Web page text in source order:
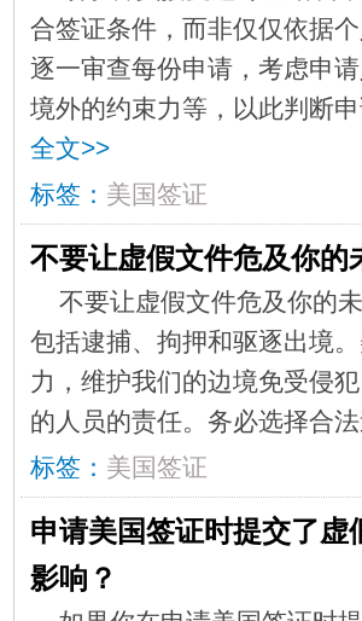
合签证条件，而非仅仅依据
逐一审查每份申请，考虑申
境外的约束力等，以此判断
全文>>
标签： 美国签证
不要让虚假文件危及你的
不要让虚假文件危及你的
包括逮捕、拘押和驱逐出境
力，维护我们的边境免受侵
的人员的责任。务必选择合
标签： 美国签证
申请美国签证时提交了虚
影响？